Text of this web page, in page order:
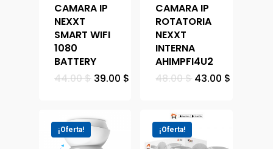
CAMARA IP
NEXXT
SMART WIFI
1080
BATTERY
44.00$ 39.00 $
CAMARA IP
ROTATORIA
NEXXT
INTERNA
AHIMPFI4U2
48.00$ 43.00 $
¡Oferta! ¡Oferta!